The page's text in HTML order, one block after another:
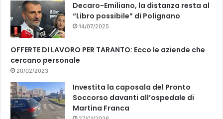
Decaro-Emiliano, la distanza resta al
“Libro possibile” di Polignano
14/07/2025
OFFERTE DI LAVORO PER TARANTO: Ecco le aziende che
cercano personale
20/02/2023
Investita la caposala del Pronto
Soccorso davanti all’ospedale di
Martina Franca